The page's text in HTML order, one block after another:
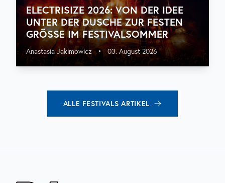
ELECTRISIZE 2026: VON DER IDEE
UNTER DER DUSCHE ZUR FESTEN
GRÖSSE IM FESTIVALSOMMER
Anastasia Jakimowicz • 03. August 2026
ALLE FESTIVALS ARTIKEL